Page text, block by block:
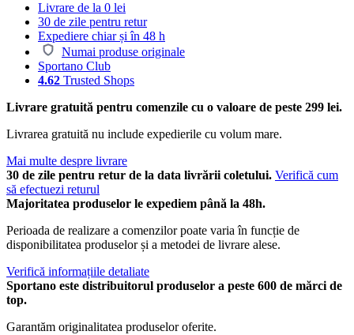
Livrare de la 0 lei
30 de zile pentru retur
Expediere chiar și în 48 h
Numai produse originale
Sportano Club
4.62 Trusted Shops
Livrare gratuită pentru comenzile cu o valoare de peste 299 lei.
Livrarea gratuită nu include expedierile cu volum mare.
Mai multe despre livrare
30 de zile pentru retur de la data livrării coletului. Verifică cum
să efectuezi returul
Majoritatea produselor le expediem până la 48h.
Perioada de realizare a comenzilor poate varia în funcție de
disponibilitatea produselor și a metodei de livrare alese.
Verifică informațiile detaliate
Sportano este distribuitorul produselor a peste 600 de mărci de
top.
Garantăm originalitatea produselor oferite.